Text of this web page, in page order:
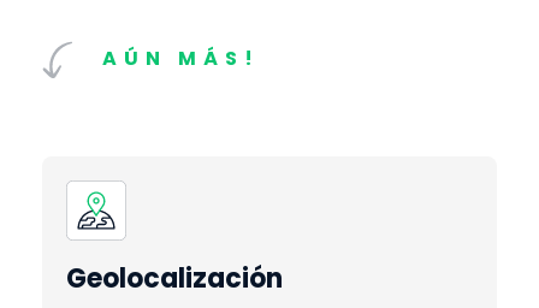
AÚN MÁS!
Geolocalización